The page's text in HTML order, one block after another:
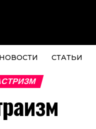
НОВОСТИ СТАТЬИ